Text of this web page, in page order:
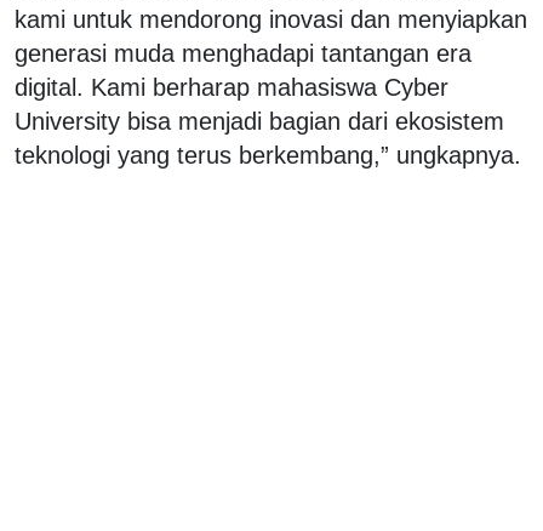
kami untuk mendorong inovasi dan menyiapkan
generasi muda menghadapi tantangan era
digital. Kami berharap mahasiswa Cyber
University bisa menjadi bagian dari ekosistem
teknologi yang terus berkembang,” ungkapnya.